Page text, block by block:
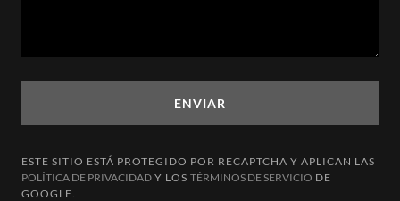
ENVIAR
ESTE SITIO ESTÁ PROTEGIDO POR RECAPTCHA Y APLICAN LAS
POLÍTICA DE PRIVACIDAD Y LOS TÉRMINOS DE SERVICIO DE
GOOGLE.